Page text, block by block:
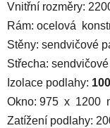
Vnitřní rozměry:
Rám: ocelová
Stěny: sendvičové
Střecha:
Izolace podlahy:
Okno: 975 x 1200
Zatížení podlahy: